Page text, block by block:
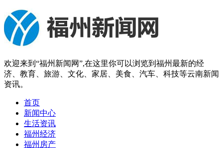
欢迎来到“福州新闻网”,在这里你可以浏览到福州最新的经
济、教育、旅游、文化、家居、美食、汽车、科技等云南新闻
资讯。
首页
新闻中心
生活资讯
福州经济
福州房产